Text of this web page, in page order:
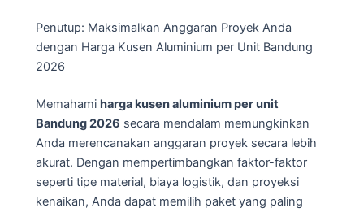
Penutup: Maksimalkan Anggaran Proyek Anda
dengan Harga Kusen Aluminium per Unit Bandung
2026
Memahami harga kusen aluminium per unit
Bandung 2026 secara mendalam memungkinkan
Anda merencanakan anggaran proyek secara lebih
akurat. Dengan mempertimbangkan faktor-faktor
seperti tipe material, biaya logistik, dan proyeksi
kenaikan, Anda dapat memilih paket yang paling